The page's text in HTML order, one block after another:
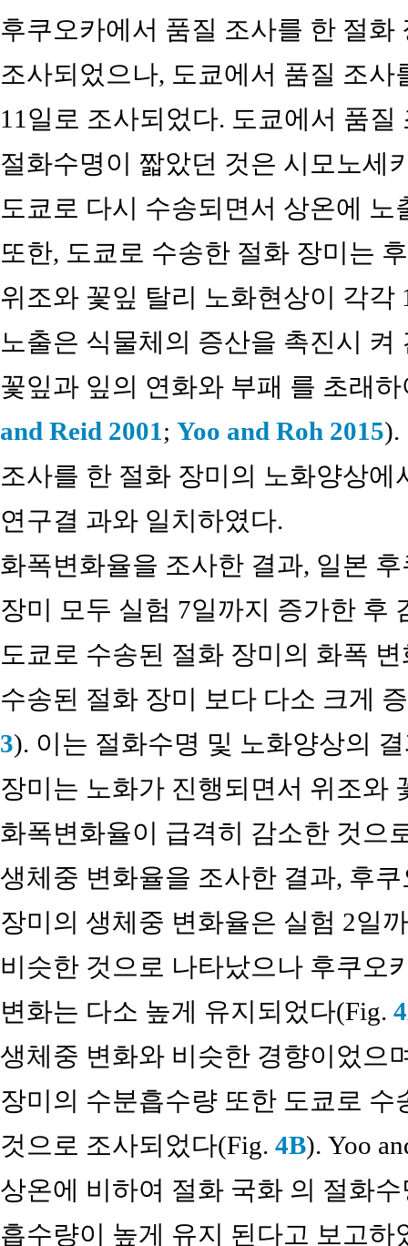
후쿠오카에서 품질 조사를 한 절화
조사되었으나, 도쿄에서 품질 조
11일로 조사되었다. 도쿄에서 품
절화수명이 짧았던 것은 시모노세
도쿄로 다시 수송되면서 상온에
또한, 도쿄로 수송한 절화 장미는
위조와 꽃잎 탈리 노화현상이 각각
노출은 식물체의 증산을 촉진시
꽃잎과 잎의 연화와 부패 를 초래
and Reid 2001; Yoo and Roh 2015).
조사를 한 절화 장미의 노화양상
연구결 과와 일치하였다.
화폭변화율을 조사한 결과, 일본
장미 모두 실험 7일까지 증가한 후
도쿄로 수송된 절화 장미의 화폭
수송된 절화 장미 보다 다소 크게
3). 이는 절화수명 및 노화양상의
장미는 노화가 진행되면서 위조와
화폭변화율이 급격히 감소한 것으
생체중 변화율을 조사한 결과, 후
장미의 생체중 변화율은 실험 2일
비슷한 것으로 나타났으나 후쿠오
변화는 다소 높게 유지되었다(Fig.
생체중 변화와 비슷한 경향이었으
장미의 수분흡수량 또한 도쿄로
것으로 조사되었다(Fig. 4B). Yoo
상온에 비하여 절화 국화 의 절화
흡수량이 높게 유지 된다고 보고